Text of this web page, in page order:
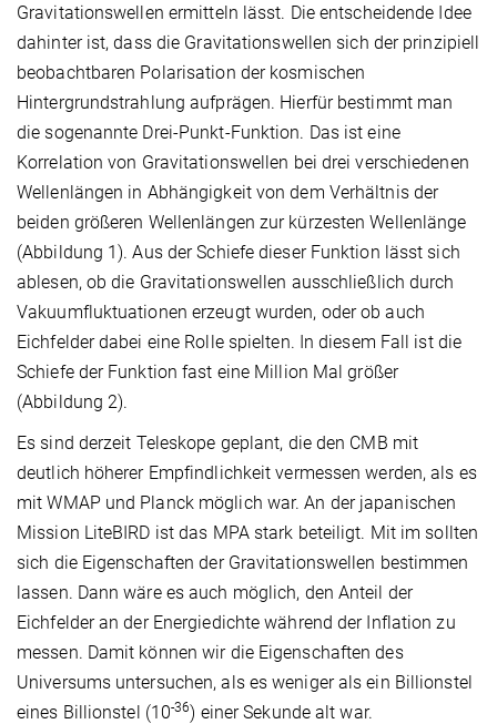
Gravitationswellen ermitteln lässt. Die entscheidende Idee
dahinter ist, dass die Gravitationswellen sich der prinzipiell
beobachtbaren Polarisation der kosmischen
Hintergrundstrahlung aufprägen. Hierfür bestimmt man
die sogenannte Drei-Punkt-Funktion. Das ist eine
Korrelation von Gravitationswellen bei drei verschiedenen
Wellenlängen in Abhängigkeit von dem Verhältnis der
beiden größeren Wellenlängen zur kürzesten Wellenlänge
(Abbildung 1). Aus der Schiefe dieser Funktion lässt sich
ablesen, ob die Gravitationswellen ausschließlich durch
Vakuumfluktuationen erzeugt wurden, oder ob auch
Eichfelder dabei eine Rolle spielten. In diesem Fall ist die
Schiefe der Funktion fast eine Million Mal größer
(Abbildung 2).
Es sind derzeit Teleskope geplant, die den CMB mit
deutlich höherer Empfindlichkeit vermessen werden, als es
mit WMAP und Planck möglich war. An der japanischen
Mission LiteBIRD ist das MPA stark beteiligt. Mit im sollten
sich die Eigenschaften der Gravitationswellen bestimmen
lassen. Dann wäre es auch möglich, den Anteil der
Eichfelder an der Energiedichte während der Inflation zu
messen. Damit können wir die Eigenschaften des
Universums untersuchen, als es weniger als ein Billionstel
eines Billionstel (10-36) einer Sekunde alt war.